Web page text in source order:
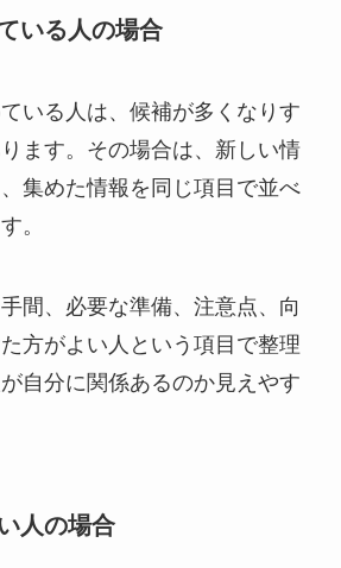
いる人の場合
いる人は、候補が多くなりす
ます。その場合は、新しい情
集めた情報を同じ項目で並べ
。
間、必要な準備、注意点、向
方がよい人という項目で整理
自分に関係あるのか見えやす
人の場合